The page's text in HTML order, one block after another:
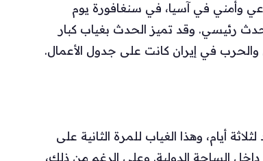
وأمني في آسيا، في سنغافورة يوم
رئيسي. وقد تميز الحدث بغياب كبار
والحرب في إيران كانت على جدول الأعمال.
أيام، وهذا الغياب للمرة الثانية على
الساحة الدولية. وعلى الرغم من ذلك،